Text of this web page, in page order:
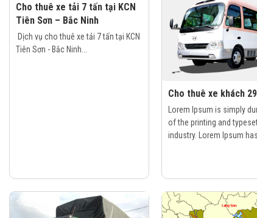
Cho thuê xe tải 7 tấn tại KCN
Tiên Sơn – Bắc Ninh
Dịch vụ cho thuê xe tải 7 tấn tại KCN
Tiên Sơn - Bắc Ninh...
Cho thuê xe khách
Lorem Ipsum is simply
of the printing and
industry. Lorem Ipsum